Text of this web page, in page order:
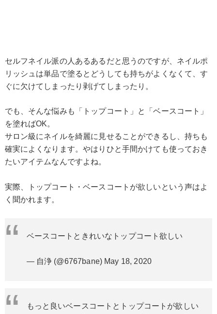
セルフネイル派の人あるあるだと思うのですが、ネイルポ
リッシュは単品で塗るとどうしても持ちがよくなくて、す
ぐに欠けてしまったり剥げてしまったり。
でも、そんな悩みも「トップコート」と「ベースコート」
を塗ればOK。
サロン級にネイルを綺麗に見せることができるし、持ちも
確実によくなります。やはりひと手間かけても使っておき
たいアイテムなんですよね。
実際、トップコート・ベースコートが欲しいという声はよ
く聞かれます。
ベースコートときれいなトップコート欲しい
— 自浄 (@6767bane) May 18, 2020
もっと良いベースコートとトップコートが欲しい